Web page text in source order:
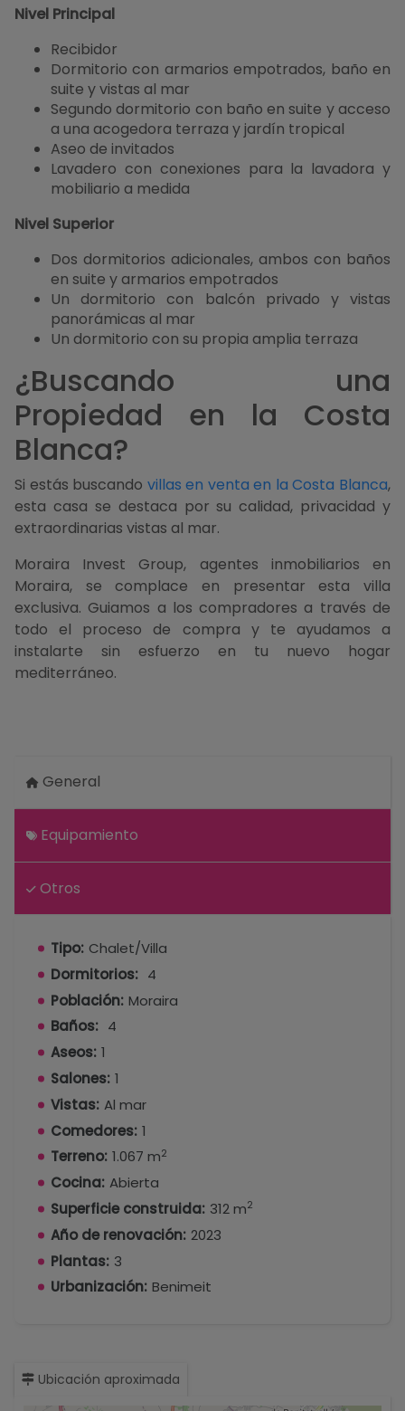
Nivel Principal
Recibidor
Dormitorio con armarios empotrados, baño en
suite y vistas al mar
Segundo dormitorio con baño en suite y acceso
a una acogedora terraza y jardín tropical
Aseo de invitados
Lavadero con conexiones para la lavadora y
mobiliario a medida
Nivel Superior
Dos dormitorios adicionales, ambos con baños
en suite y armarios empotrados
Un dormitorio con balcón privado y vistas
panorámicas al mar
Un dormitorio con su propia amplia terraza
¿Buscando una
Propiedad en la Costa
Blanca?
Si estás buscando villas en venta en la Costa Blanca,
esta casa se destaca por su calidad, privacidad y
extraordinarias vistas al mar.
Moraira Invest Group, agentes inmobiliarios en
Moraira, se complace en presentar esta villa
exclusiva. Guiamos a los compradores a través de
todo el proceso de compra y te ayudamos a
instalarte sin esfuerzo en tu nuevo hogar
mediterráneo.
General
Equipamiento
Otros
Tipo: Chalet/Villa
Dormitorios: 4
Población: Moraira
Baños: 4
Aseos: 1
Salones: 1
Vistas: Al mar
Comedores: 1
Terreno: 1.067 m2
Cocina: Abierta
Superficie construida: 312 m2
Año de renovación: 2023
Plantas: 3
Urbanización: Benimeit
Ubicación aproximada